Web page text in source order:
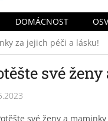
DOMÁCNOST
za jejich péči a lásku!
své